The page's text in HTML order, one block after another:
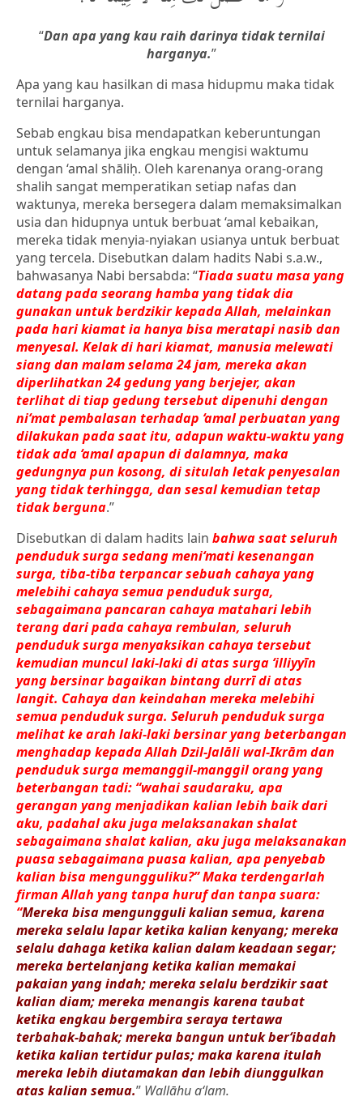
“Dan apa yang kau raih darinya tidak ternilai
harganya.”
Apa yang kau hasilkan di masa hidupmu maka tidak
ternilai harganya.
Sebab engkau bisa mendapatkan keberuntungan
untuk selamanya jika engkau mengisi waktumu
dengan ‘amal shāliḥ. Oleh karenanya orang-orang
shalih sangat memperatikan setiap nafas dan
waktunya, mereka bersegera dalam memaksimalkan
usia dan hidupnya untuk berbuat ‘amal kebaikan,
mereka tidak menyia-nyiakan usianya untuk berbuat
yang tercela. Disebutkan dalam hadits Nabi s.a.w.,
bahwasanya Nabi bersabda: “Tiada suatu masa yang
datang pada seorang hamba yang tidak dia
gunakan untuk berdzikir kepada Allah, melainkan
pada hari kiamat ia hanya bisa meratapi nasib dan
menyesal. Kelak di hari kiamat, manusia melewati
siang dan malam selama 24 jam, mereka akan
diperlihatkan 24 gedung yang berjejer, akan
terlihat di tiap gedung tersebut dipenuhi dengan
ni‘mat pembalasan terhadap ‘amal perbuatan yang
dilakukan pada saat itu, adapun waktu-waktu yang
tidak ada ‘amal apapun di dalamnya, maka
gedungnya pun kosong, di situlah letak penyesalan
yang tidak terhingga, dan sesal kemudian tetap
tidak berguna.”
Disebutkan di dalam hadits lain bahwa saat seluruh
penduduk surga sedang meni‘mati kesenangan
surga, tiba-tiba terpancar sebuah cahaya yang
melebihi cahaya semua penduduk surga,
sebagaimana pancaran cahaya matahari lebih
terang dari pada cahaya rembulan, seluruh
penduduk surga menyaksikan cahaya tersebut
kemudian muncul laki-laki di atas surga ‘illiyyīn
yang bersinar bagaikan bintang durrī di atas
langit. Cahaya dan keindahan mereka melebihi
semua penduduk surga. Seluruh penduduk surga
melihat ke arah laki-laki bersinar yang beterbangan
menghadap kepada Allah Dzil-Jalāli wal-Ikrām dan
penduduk surga memanggil-manggil orang yang
beterbangan tadi: “wahai saudaraku, apa
gerangan yang menjadikan kalian lebih baik dari
aku, padahal aku juga melaksanakan shalat
sebagaimana shalat kalian, aku juga melaksanakan
puasa sebagaimana puasa kalian, apa penyebab
kalian bisa mengungguliku?” Maka terdengarlah
firman Allah yang tanpa huruf dan tanpa suara:
“Mereka bisa mengungguli kalian semua, karena
mereka selalu lapar ketika kalian kenyang; mereka
selalu dahaga ketika kalian dalam keadaan segar;
mereka bertelanjang ketika kalian memakai
pakaian yang indah; mereka selalu berdzikir saat
kalian diam; mereka menangis karena taubat
ketika engkau bergembira seraya tertawa
terbahak-bahak; mereka bangun untuk ber‘ibadah
ketika kalian tertidur pulas; maka karena itulah
mereka lebih diutamakan dan lebih diunggulkan
atas kalian semua.” Wallāhu a‘lam.